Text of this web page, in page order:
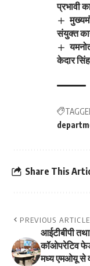
प्रभावी
संयुक्त
केदार
Share This
PREVIOUS ARTICLE
आईटीबीपी
कॉओपरेटिव
मध्य एमओयू से